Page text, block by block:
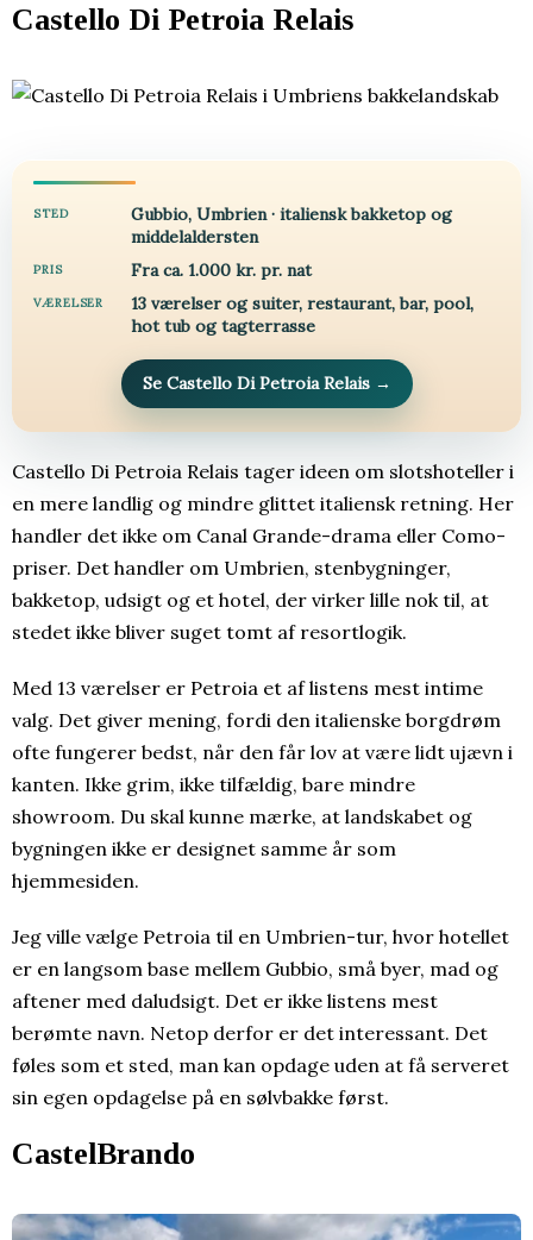
Castello Di Petroia Relais
STED
Gubbio, Umbrien · italiensk bakketop og
middelaldersten
PRIS Fra ca. 1.000 kr. pr. nat
VÆRELSER
13 værelser og suiter, restaurant, bar, pool,
hot tub og tagterrasse
Se Castello Di Petroia Relais →
Castello Di Petroia Relais tager ideen om slotshoteller i
en mere landlig og mindre glittet italiensk retning. Her
handler det ikke om Canal Grande-drama eller Como-
priser. Det handler om Umbrien, stenbygninger,
bakketop, udsigt og et hotel, der virker lille nok til, at
stedet ikke bliver suget tomt af resortlogik.
Med 13 værelser er Petroia et af listens mest intime
valg. Det giver mening, fordi den italienske borgdrøm
ofte fungerer bedst, når den får lov at være lidt ujævn i
kanten. Ikke grim, ikke tilfældig, bare mindre
showroom. Du skal kunne mærke, at landskabet og
bygningen ikke er designet samme år som
hjemmesiden.
Jeg ville vælge Petroia til en Umbrien-tur, hvor hotellet
er en langsom base mellem Gubbio, små byer, mad og
aftener med daludsigt. Det er ikke listens mest
berømte navn. Netop derfor er det interessant. Det
føles som et sted, man kan opdage uden at få serveret
sin egen opdagelse på en sølvbakke først.
CastelBrando